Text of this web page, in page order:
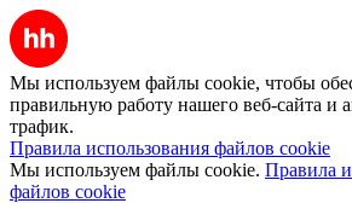
Мы используем файлы cookie, чтобы
правильную работу нашего веб-сайта и
трафик.
Правила использования файлов cookie
Мы используем файлы cookie. Правила
файлов cookie